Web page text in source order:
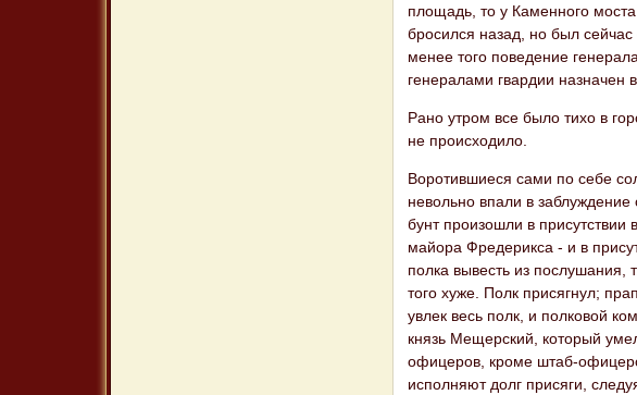
площадь, то у Каменного
бросился назад, но был
менее того поведение
генералами гвардии назначен
Рано утром все было тихо в
не происходило.
Воротившиеся сами по себе
невольно впали в
бунт произошли в
майора Фредерикса - и в
полка вывесть из послушания,
того хуже. Полк присягнул;
увлек весь полк, и полковой
князь Мещерский, который
офицеров, кроме штаб-
исполняют долг присяги,